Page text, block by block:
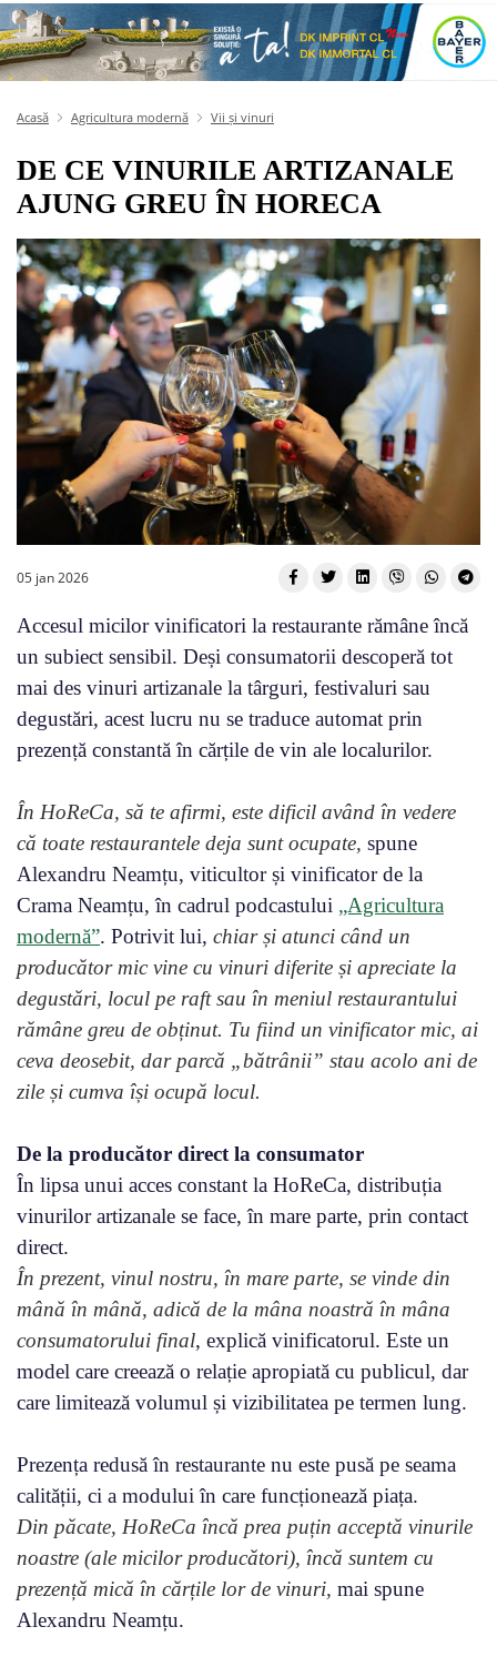
Acasă Agricultura modernă Vii și vinuri
DE CE VINURILE ARTIZANALE
AJUNG GREU ÎN HORECA
05 jan 2026
Accesul micilor vinificatori la restaurante rămâne încă
un subiect sensibil. Deși consumatorii descoperă tot
mai des vinuri artizanale la târguri, festivaluri sau
degustări, acest lucru nu se traduce automat prin
prezență constantă în cărțile de vin ale localurilor.
În HoReCa, să te afirmi, este dificil având în vedere
că toate restaurantele deja sunt ocupate, spune
Alexandru Neamțu, viticultor și vinificator de la
Crama Neamțu, în cadrul podcastului „Agricultura
modernă”. Potrivit lui, chiar și atunci când un
producător mic vine cu vinuri diferite și apreciate la
degustări, locul pe raft sau în meniul restaurantului
rămâne greu de obținut. Tu fiind un vinificator mic, ai
ceva deosebit, dar parcă „bătrânii” stau acolo ani de
zile și cumva își ocupă locul.
De la producător direct la consumator
În lipsa unui acces constant la HoReCa, distribuția
vinurilor artizanale se face, în mare parte, prin contact
direct.
În prezent, vinul nostru, în mare parte, se vinde din
mână în mână, adică de la mâna noastră în mâna
consumatorului final, explică vinificatorul. Este un
model care creează o relație apropiată cu publicul, dar
care limitează volumul și vizibilitatea pe termen lung.
Prezența redusă în restaurante nu este pusă pe seama
calității, ci a modului în care funcționează piața.
Din păcate, HoReCa încă prea puțin acceptă vinurile
noastre (ale micilor producători), încă suntem cu
prezență mică în cărțile lor de vinuri, mai spune
Alexandru Neamțu.